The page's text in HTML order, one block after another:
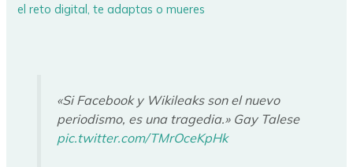
el reto digital, te adaptas o mueres
«Si Facebook y Wikileaks son el nuevo
periodismo, es una tragedia.» Gay Talese
pic.twitter.com/TMrOceKpHk